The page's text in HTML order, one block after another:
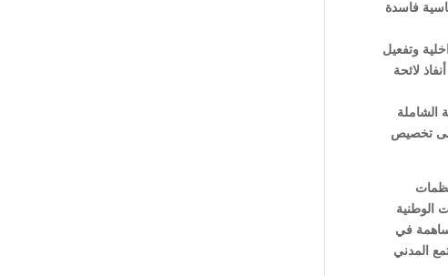
فاسدة
وتفعيل
لائحة
الشاملة
إلى تخصيص
ومنظمات
الوطنية
في
المدني